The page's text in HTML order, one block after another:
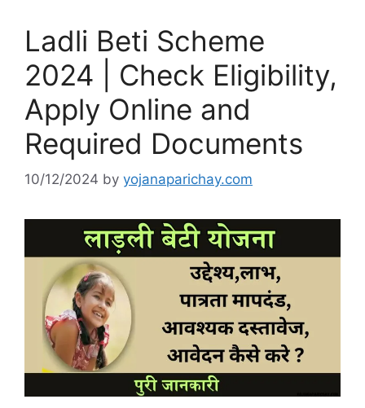
Ladli Beti Scheme
2024 | Check Eligibility,
Apply Online and
Required Documents
10/12/2024 by yojanaparichay.com